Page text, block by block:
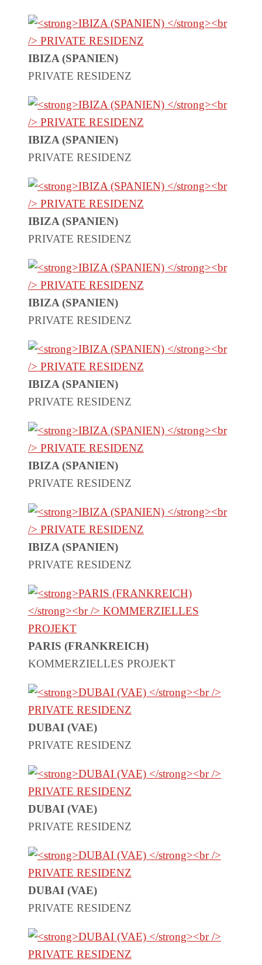
IBIZA (SPANIEN)
PRIVATE RESIDENZ
IBIZA (SPANIEN)
PRIVATE RESIDENZ
IBIZA (SPANIEN)
PRIVATE RESIDENZ
IBIZA (SPANIEN)
PRIVATE RESIDENZ
IBIZA (SPANIEN)
PRIVATE RESIDENZ
IBIZA (SPANIEN)
PRIVATE RESIDENZ
IBIZA (SPANIEN)
PRIVATE RESIDENZ
PARIS (FRANKREICH)
KOMMERZIELLES PROJEKT
DUBAI (VAE)
PRIVATE RESIDENZ
DUBAI (VAE)
PRIVATE RESIDENZ
DUBAI (VAE)
PRIVATE RESIDENZ